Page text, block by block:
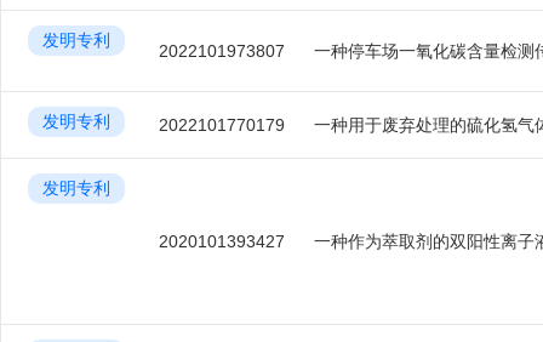
2022101973807 一种停车场一氧化碳含量检测
发明专利
2022101770179 一种用于废弃处理的硫化氢气
发明专利
2020101393427
发明专利